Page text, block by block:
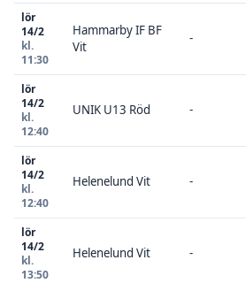
lör
14/2
kl.
11:30
Hammarby IF BF
Vit
-
lör
14/2
kl.
12:40
UNIK U13 Röd -
lör
14/2
kl.
12:40
Helenelund Vit -
lör
14/2
kl.
13:50
Helenelund Vit -